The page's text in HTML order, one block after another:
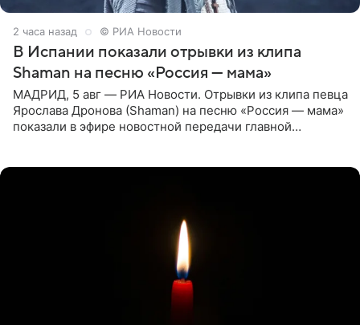
2 часа назад © РИА Новости
В Испании показали отрывки из клипа
Shaman на песню «Россия — мама»
МАДРИД, 5 авг — РИА Новости. Отрывки из клипа певца
Ярослава Дронова (Shaman) на песню «Россия — мама»
показали в эфире новостной передачи главной